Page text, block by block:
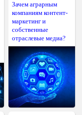
Зачем аграрным
компаниям контент-
маркетинг и
собственные
отраслевые медиа?